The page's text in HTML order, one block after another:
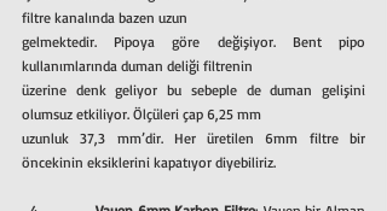
filtre kanalında bazen uzun
gelmektedir. Pipoya göre değişiyor. Bent pipo
kullanımlarında duman deliği filtrenin
üzerine denk geliyor bu sebeple de duman gelişini
olumsuz etkiliyor. Ölçüleri çap 6,25 mm
uzunluk 37,3 mm’dir. Her üretilen 6mm filtre bir
öncekinin eksiklerini kapatıyor diyebiliriz.